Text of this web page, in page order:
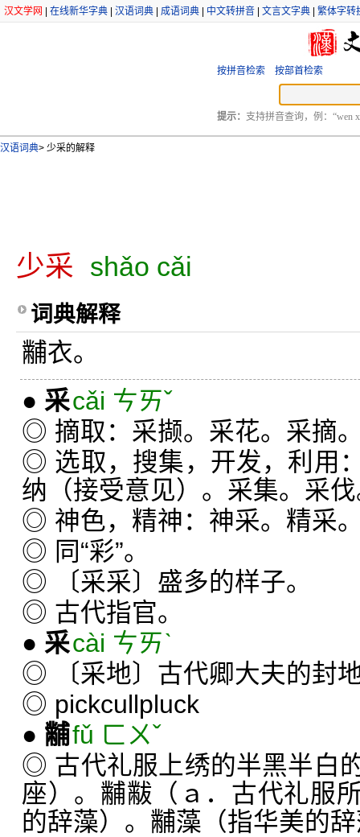
汉文学网 在线新华字典 汉语词典 成语词典 中文转拼音 文言文字典 繁体字转
按拼音检索 按部首检索
提示： 支持拼音查询，例：“wen
汉语词典> 少采的解释
少采 shǎo cǎi
词典解释
黼衣。
● 采cǎi ㄘㄞˇ
◎ 摘取：采撷。采花。采摘
◎ 选取，搜集，开发，利用
纳（接受意见）。采集。采
◎ 神色，精神：神采。精采
◎ 同“彩”。
◎ 〔采采〕盛多的样子。
◎ 古代指官。
● 采cài ㄘㄞˋ
◎ 〔采地〕古代卿大夫的封
◎ pickcullpluck
● 黼fǔ ㄈㄨˇ
◎ 古代礼服上绣的半黑半白
座）。黼黻（ａ．古代礼服
的辞藻）。黼藻（指华美的